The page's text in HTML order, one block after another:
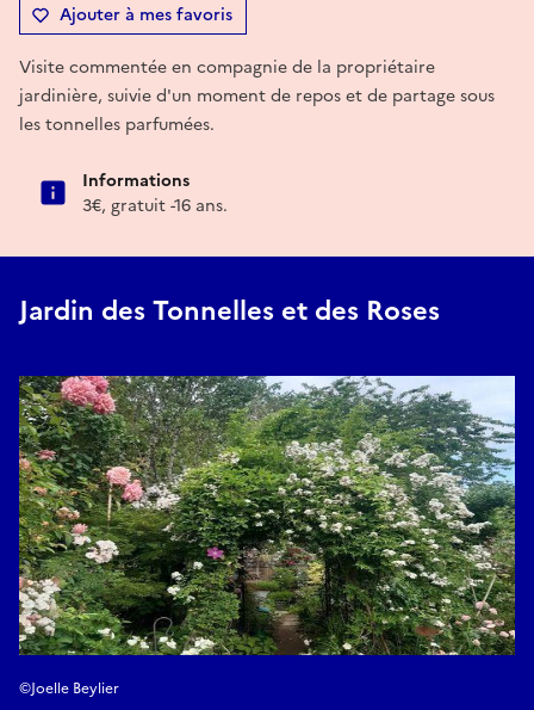
Ajouter à mes favoris
Visite commentée en compagnie de la propriétaire
jardinière, suivie d'un moment de repos et de partage sous
les tonnelles parfumées.
Informations
3€, gratuit -16 ans.
Jardin des Tonnelles et des Roses
©Joelle Beylier